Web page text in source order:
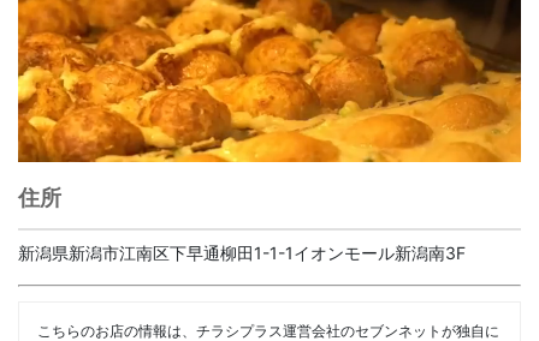
住所
新潟県新潟市江南区下早通柳田1-1-1イオンモール新潟南3F
こちらのお店の情報は、チラシプラス運営会社のセブンネットが独自に